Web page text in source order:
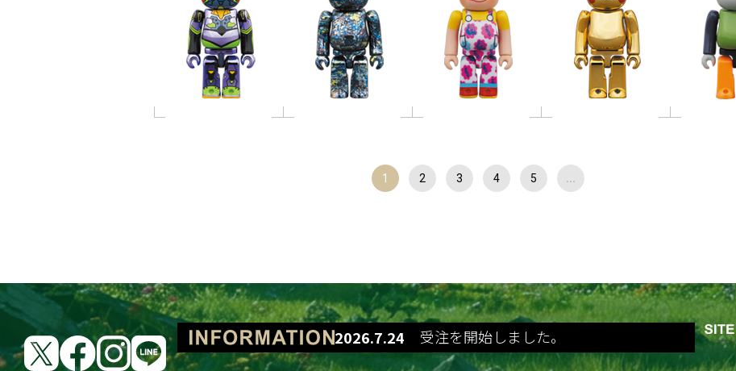
1 2 3 4 5 ...
2026.7.24
BE@RBRICK Lotso 400%の受注を開始しました。
2026.7.24
BE@RBRICK ロビン 400%の受注を開始しまし